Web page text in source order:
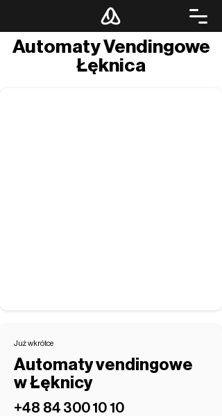
Automaty Vendingowe
Łęknica
Już wkrótce
Automaty vendingowe
w Łęknicy
‭+48 84 300 10 10‬